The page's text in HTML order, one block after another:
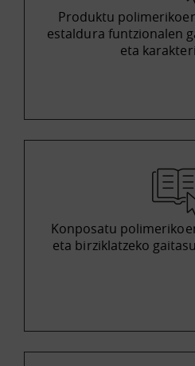
Produktu
estaldura funtzionalen
eta
Konposatu
eta birziklatzeko